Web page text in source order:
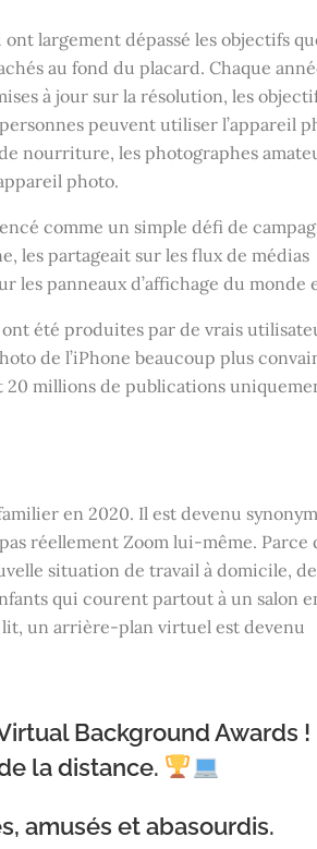
largement dépassé les objectifs
au fond du placard. Chaque
à jour sur la résolution, les
peuvent utiliser l’appareil
nourriture, les photographes
photo.
comme un simple défi de
les partageait sur les flux de médias
les panneaux d’affichage du monde
été produites par de vrais
de l’iPhone beaucoup plus
20 millions de publications
en 2020. Il est devenu
réellement Zoom lui-même. Parce
situation de travail à domicile, de
qui courent partout à un salon
un arrière-plan virtuel est devenu
Background Awards !
la distance.
amusés et abasourdis.